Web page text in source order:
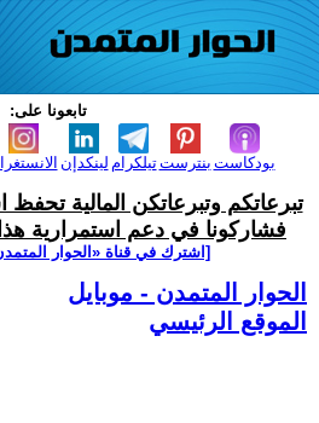
تابعونا على:
لينكدإن تيلكرامبنترست بودكاست
تبرعاتكم وتبرعاتكن المالية تحفظ
فشاركونا في دعم استمرارية
[اشترك في قناة ‫«الحوار
الحوار المتمدن - موبايل
الموقع الرئيسي